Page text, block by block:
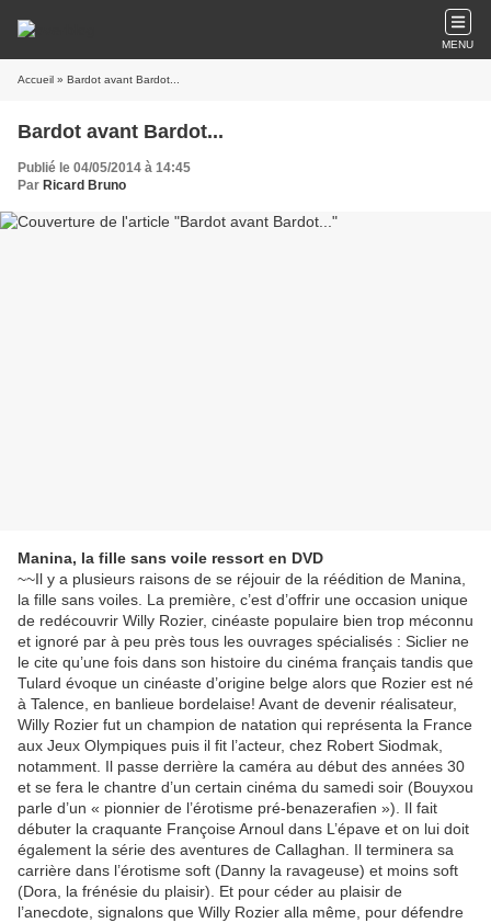
MENU
Accueil » Bardot avant Bardot...
Bardot avant Bardot...
Publié le 04/05/2014 à 14:45
Par Ricard Bruno
Manina, la fille sans voile ressort en DVD
~~Il y a plusieurs raisons de se réjouir de la réédition de Manina,
la fille sans voiles. La première, c’est d’offrir une occasion unique
de redécouvrir Willy Rozier, cinéaste populaire bien trop méconnu
et ignoré par à peu près tous les ouvrages spécialisés : Siclier ne
le cite qu’une fois dans son histoire du cinéma français tandis que
Tulard évoque un cinéaste d’origine belge alors que Rozier est né
à Talence, en banlieue bordelaise! Avant de devenir réalisateur,
Willy Rozier fut un champion de natation qui représenta la France
aux Jeux Olympiques puis il fit l’acteur, chez Robert Siodmak,
notamment. Il passe derrière la caméra au début des années 30
et se fera le chantre d’un certain cinéma du samedi soir (Bouyxou
parle d’un « pionnier de l’érotisme pré-benazerafien »). Il fait
débuter la craquante Françoise Arnoul dans L’épave et on lui doit
également la série des aventures de Callaghan. Il terminera sa
carrière dans l’érotisme soft (Danny la ravageuse) et moins soft
(Dora, la frénésie du plaisir). Et pour céder au plaisir de
l’anecdote, signalons que Willy Rozier alla même, pour défendre